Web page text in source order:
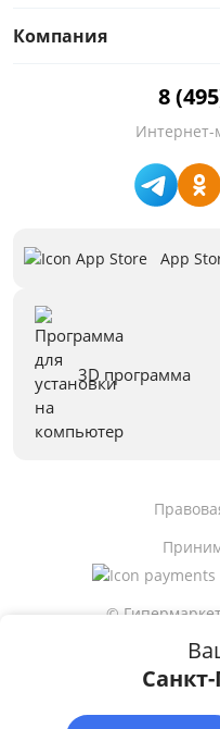
Пользуясь сайтом stolplit.ru,
файлов вашего браузера с
Компания
8
Интернет-
App
3D программа
©